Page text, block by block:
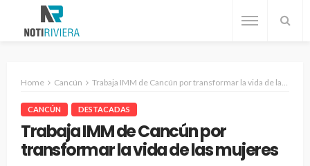
Home Cancún Trabaja IMM de Cancún por transformar la vida de las mujeres
CANCÚN DESTACADAS
Trabaja IMM de Cancún por
transformar la vida de las mujeres